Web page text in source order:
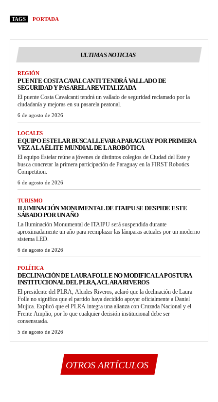
TAGS PORTADA
ULTIMAS NOTICIAS
REGIÓN
PUENTE COSTA CAVALCANTI TENDRÁ VALLADO DE
SEGURIDAD Y PASARELA REVITALIZADA
El puente Costa Cavalcanti tendrá un vallado de seguridad reclamado por la
ciudadanía y mejoras en su pasarela peatonal.
6 de agosto de 2026
LOCALES
EQUIPO ESTELAR BUSCA LLEVAR A PARAGUAY POR PRIMERA
VEZ A LA ÉLITE MUNDIAL DE LA ROBÓTICA
El equipo Estelar reúne a jóvenes de distintos colegios de Ciudad del Este y
busca concretar la primera participación de Paraguay en la FIRST Robotics
Competition.
6 de agosto de 2026
TURISMO
ILUMINACIÓN MONUMENTAL DE ITAIPU SE DESPIDE ESTE
SÁBADO POR UN AÑO
La Iluminación Monumental de ITAIPU será suspendida durante
aproximadamente un año para reemplazar las lámparas actuales por un moderno
sistema LED.
6 de agosto de 2026
POLÍTICA
DECLINACIÓN DE LAURA FOLLE NO MODIFICA LA POSTURA
INSTITUCIONAL DEL PLRA, ACLARA RIVEROS
El presidente del PLRA, Alcides Riveros, aclaró que la declinación de Laura
Folle no significa que el partido haya decidido apoyar oficialmente a Daniel
Mujica. Explicó que el PLRA integra una alianza con Cruzada Nacional y el
Frente Amplio, por lo que cualquier decisión institucional debe ser
consensuada.
5 de agosto de 2026
OTROS ARTÍCULOS